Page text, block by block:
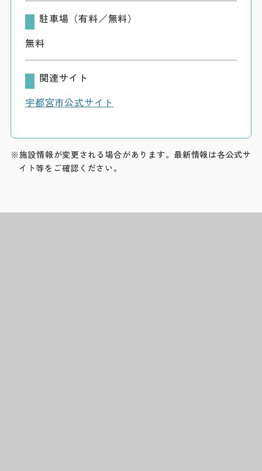
駐車場（有料／無料）
無料
関連サイト
宇都宮市公式サイト
※施設情報が変更される場合があります。最新情報は各公式サ
イト等をご確認ください。